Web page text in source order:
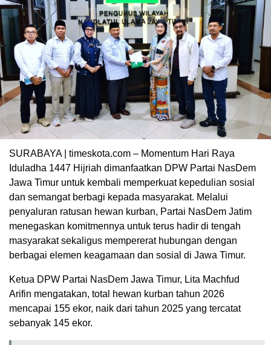
SURABAYA | timeskota.com – Momentum Hari Raya
Iduladha 1447 Hijriah dimanfaatkan DPW Partai NasDem
Jawa Timur untuk kembali memperkuat kepedulian sosial
dan semangat berbagi kepada masyarakat. Melalui
penyaluran ratusan hewan kurban, Partai NasDem Jatim
menegaskan komitmennya untuk terus hadir di tengah
masyarakat sekaligus mempererat hubungan dengan
berbagai elemen keagamaan dan sosial di Jawa Timur.
Ketua DPW Partai NasDem Jawa Timur, Lita Machfud
Arifin mengatakan, total hewan kurban tahun 2026
mencapai 155 ekor, naik dari tahun 2025 yang tercatat
sebanyak 145 ekor.